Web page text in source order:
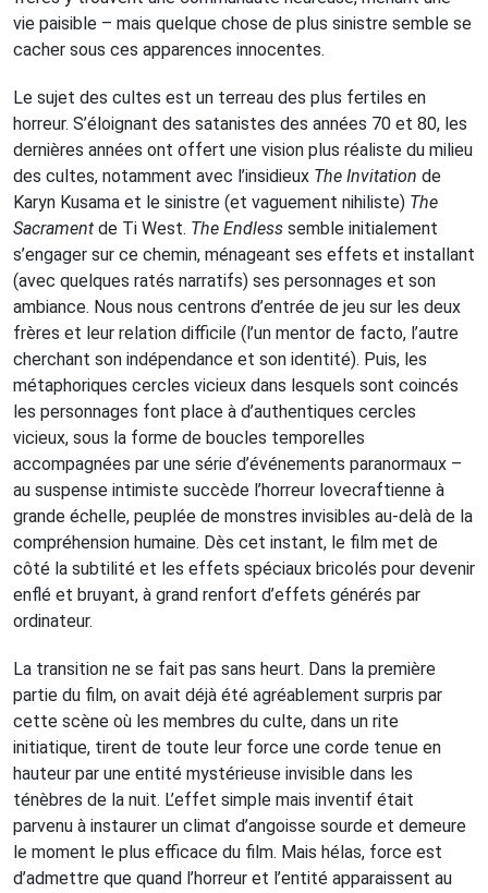
vie paisible – mais quelque chose de plus sinistre semble se
cacher sous ces apparences innocentes.
Le sujet des cultes est un terreau des plus fertiles en
horreur. S’éloignant des satanistes des années 70 et 80, les
dernières années ont offert une vision plus réaliste du milieu
des cultes, notamment avec l’insidieux The Invitation de
Karyn Kusama et le sinistre (et vaguement nihiliste) The
Sacrament de Ti West. The Endless semble initialement
s’engager sur ce chemin, ménageant ses effets et installant
(avec quelques ratés narratifs) ses personnages et son
ambiance. Nous nous centrons d’entrée de jeu sur les deux
frères et leur relation difficile (l’un mentor de facto, l’autre
cherchant son indépendance et son identité). Puis, les
métaphoriques cercles vicieux dans lesquels sont coincés
les personnages font place à d’authentiques cercles
vicieux, sous la forme de boucles temporelles
accompagnées par une série d’événements paranormaux –
au suspense intimiste succède l’horreur lovecraftienne à
grande échelle, peuplée de monstres invisibles au-delà de la
compréhension humaine. Dès cet instant, le film met de
côté la subtilité et les effets spéciaux bricolés pour devenir
enflé et bruyant, à grand renfort d’effets générés par
ordinateur.
La transition ne se fait pas sans heurt. Dans la première
partie du film, on avait déjà été agréablement surpris par
cette scène où les membres du culte, dans un rite
initiatique, tirent de toute leur force une corde tenue en
hauteur par une entité mystérieuse invisible dans les
ténèbres de la nuit. L’effet simple mais inventif était
parvenu à instaurer un climat d’angoisse sourde et demeure
le moment le plus efficace du film. Mais hélas, force est
d’admettre que quand l’horreur et l’entité apparaissent au